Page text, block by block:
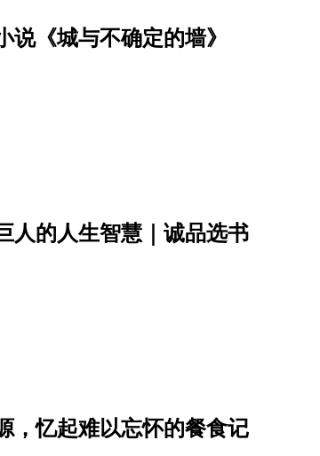
《城与不确定的墙》
人的人生智慧｜诚品选书
，忆起难以忘怀的餐食记